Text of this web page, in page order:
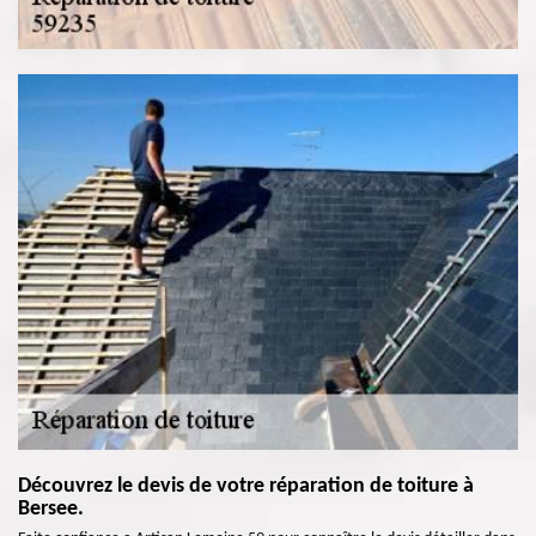
Découvrez le devis de votre réparation de toiture à
Bersee.